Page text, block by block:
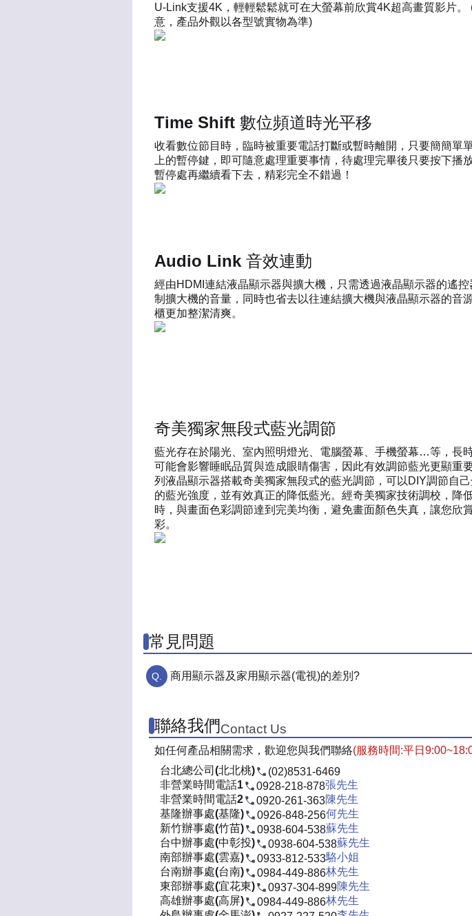
U-Link支援4K，輕輕鬆鬆就可在大螢幕前欣賞4K超高畫質影片。
意，產品外觀以各型號實物為準)
Time Shift 數位頻道時光平移
收看數位節目時，臨時被重要電話打斷或暫時離開，只要簡簡單
上的暫停鍵，即可隨意處理重要事情，待處理完畢後只要按下播
暫停處再繼續看下去，精彩完全不錯過！
Audio Link 音效連動
經由HDMI連結液晶顯示器與擴大機，只需透過液晶顯示器的遙
制擴大機的音量，同時也省去以往連結擴大機與液晶顯示器的音
櫃更加整潔清爽。
奇美獨家無段式藍光調節
藍光存在於陽光、室內照明燈光、電腦螢幕、手機螢幕…等，長
可能會影響睡眠品質與造成眼睛傷害，因此有效調節藍光更顯重
列液晶顯示器搭載奇美獨家無段式的藍光調節，可以DIY調節自
的藍光強度，並有效真正的降低藍光。經奇美獨家技術調校，降
時，與畫面色彩調節達到完美均衡，避免畫面顏色失真，讓您欣
彩。
常見問題
商用顯示器及家用顯示器(電視)的差別?
聯絡我們Contact Us
如任何產品相關需求，歡迎您與我們聯絡(服務時間:平日
台北總公司(北北桃)
(02)8531-6469
非營業時間電話1
0928-218-878張先生
非營業時間電話2
0920-261-363陳先生
基隆辦事處(基隆)
0926-848-256何先生
新竹辦事處(竹苗)
0938-604-538蘇先生
台中辦事處(中彰投)
0938-604-538蘇先生
南部辦事處(雲嘉)
0933-812-533駱小姐
台南辦事處(台南)
0984-449-886林先生
東部辦事處(宜花東)
0937-304-899陳先生
高雄辦事處(高屏)
0984-449-886林先生